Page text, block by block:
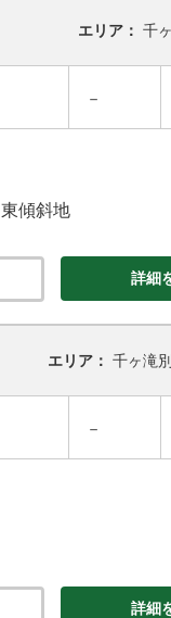
エリア： 千
－
傾斜地
詳細
エリア： 千ヶ滝
－
詳細